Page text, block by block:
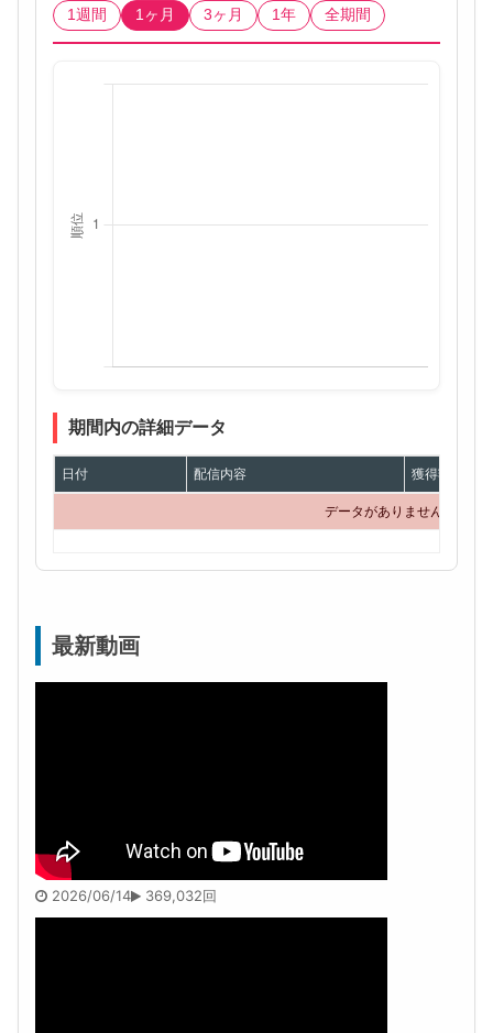
1週間
1ヶ月 3ヶ月 1年 全期間
期間内の詳細データ
日付 配信内容 獲得額
データがありません
最新動画
2026/06/14 369,032回